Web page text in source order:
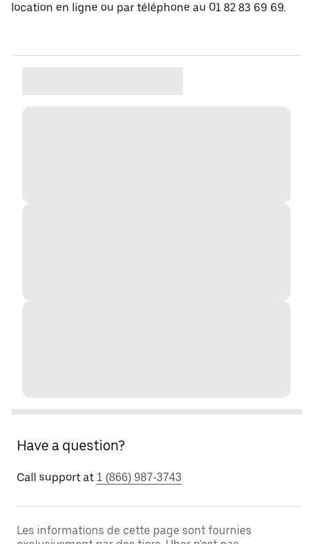
location en ligne ou par téléphone au 01 82 83 69 69.
Have a question?
Call support at 1 (866) 987-3743
Les informations de cette page sont fournies